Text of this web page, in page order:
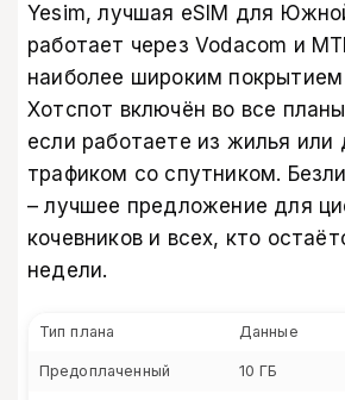
Yesim,лучшая eSIM для
работает через Vodacom и
наиболее широким
Хотспот включён во все
если работаете из жилья или
трафиком со спутником.
– лучшее предложение для
кочевников и всех, кто
недели.
Тип плана Данные
Предоплаченный 10 ГБ